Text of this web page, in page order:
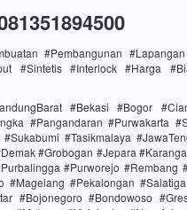
#Pembangunan
#Sintetis #Interlock #Harga
#Bekasi #Bogor
#Pangandaran #Purwakarta
#Tasikmalaya
#Grobogan #Jepara
#Purworejo #Rembang
#Magelang #Pekalongan
#Bojonegoro #Bondowoso